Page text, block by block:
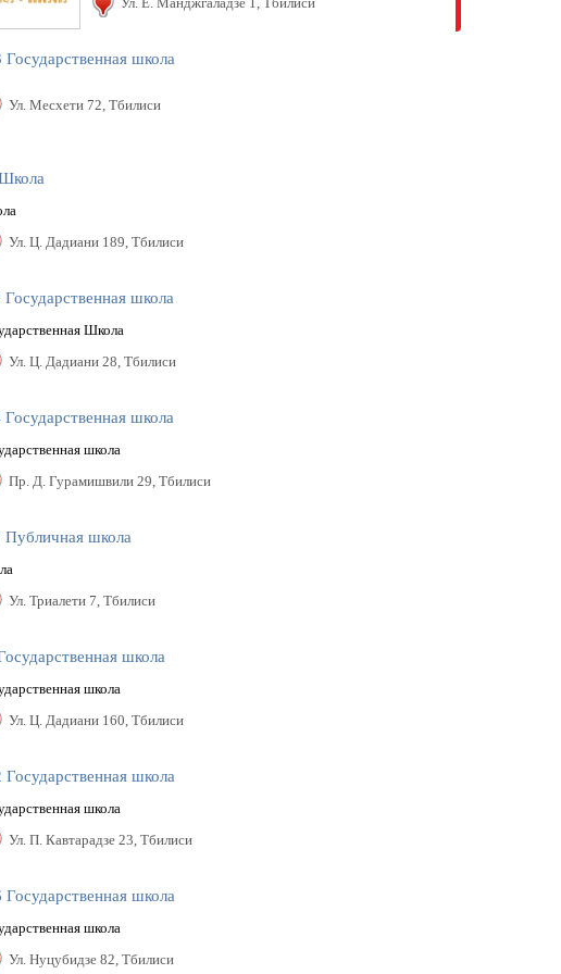
Государственная школа
Ул. Месхети 72, Тбилиси
Ул. Ц. Дадиани 189, Тбилиси
Государственная школа
Школа
Ул. Ц. Дадиани 28, Тбилиси
Государственная школа
школа
Пр. Д. Гурамишвили 29, Тбилиси
Публичная школа
Ул. Триалети 7, Тбилиси
школа
школа
Ул. Ц. Дадиани 160, Тбилиси
Государственная школа
школа
Ул. П. Кавтарадзе 23, Тбилиси
Государственная школа
школа
Ул. Hуцубидзе 82, Тбилиси